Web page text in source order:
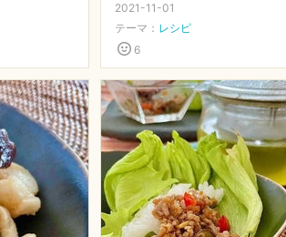
2021-11-01
テーマ： レシピ
6